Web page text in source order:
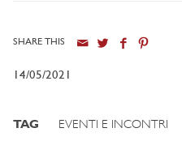
SHARE THIS
14/05/2021
TAG EVENTI E INCONTRI